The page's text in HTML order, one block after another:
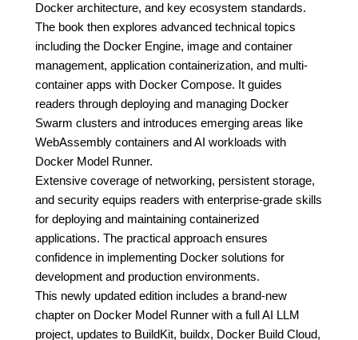
Docker architecture, and key ecosystem standards.
The book then explores advanced technical topics
including the Docker Engine, image and container
management, application containerization, and multi-
container apps with Docker Compose. It guides
readers through deploying and managing Docker
Swarm clusters and introduces emerging areas like
WebAssembly containers and AI workloads with
Docker Model Runner.
Extensive coverage of networking, persistent storage,
and security equips readers with enterprise-grade skills
for deploying and maintaining containerized
applications. The practical approach ensures
confidence in implementing Docker solutions for
development and production environments.
This newly updated edition includes a brand-new
chapter on Docker Model Runner with a full AI LLM
project, updates to BuildKit, buildx, Docker Build Cloud,